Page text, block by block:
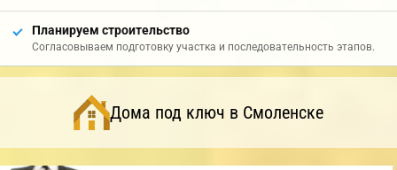
Планируем строительство
Согласовываем подготовку участка и последовательность этапов.
Дома под ключ в Смоленске